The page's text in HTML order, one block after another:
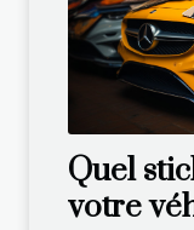
Quel
votre